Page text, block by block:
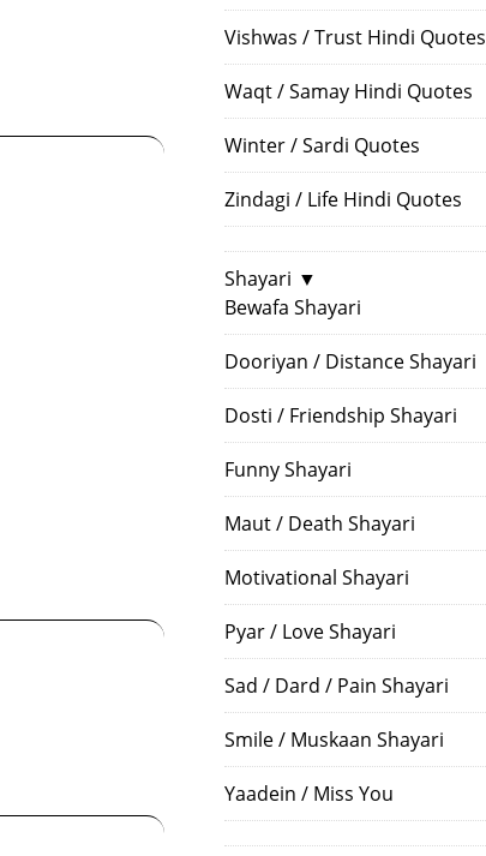
Vishwas / Trust Hindi Quotes
Waqt / Samay Hindi Quotes
Winter / Sardi Quotes
Zindagi / Life Hindi Quotes
Shayari ▼
Bewafa Shayari
Dooriyan / Distance Shayari
Dosti / Friendship Shayari
Funny Shayari
Maut / Death Shayari
Motivational Shayari
Pyar / Love Shayari
Sad / Dard / Pain Shayari
Smile / Muskaan Shayari
Yaadein / Miss You